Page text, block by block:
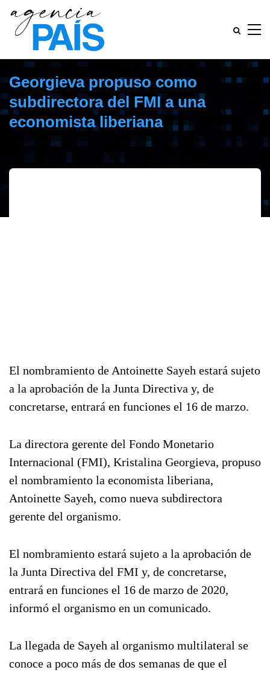
Georgieva propuso como
subdirectora del FMI a una
economista liberiana
febrero 26, 2020
El nombramiento de Antoinette Sayeh estará sujeto
a la aprobación de la Junta Directiva y, de
concretarse, entrará en funciones el 16 de marzo.
La directora gerente del Fondo Monetario
Internacional (FMI), Kristalina Georgieva, propuso
el nombramiento la economista liberiana,
Antoinette Sayeh, como nueva subdirectora
gerente del organismo.
El nombramiento estará sujeto a la aprobación de
la Junta Directiva del FMI y, de concretarse,
entrará en funciones el 16 de marzo de 2020,
informó el organismo en un comunicado.
La llegada de Sayeh al organismo multilateral se
conoce a poco más de dos semanas de que el